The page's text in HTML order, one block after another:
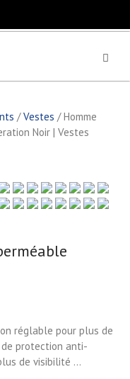
/Vestes / Homme
Noir | Vestes
réglable pour plus de
protection anti-
de visibilité …